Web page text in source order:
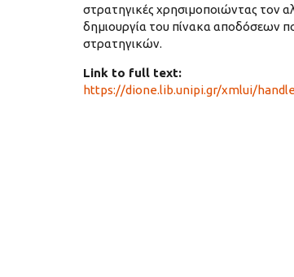
στρατηγικές χρησιμοποιώντας τον
δημιουργία του πίνακα αποδόσεων
στρατηγικών.
Link to full text:
https://dione.lib.unipi.gr/xmlui/